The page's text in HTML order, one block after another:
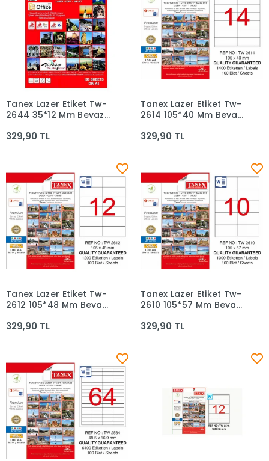
Sepete Ekle
Tanex Lazer Etiket Tw-
2644 35*12 Mm Beyaz
329,90 TL
Sepete Ekle
Tanex Lazer Etiket Tw-
2614 105*40 Mm Beyaz
329,90 TL
Sepete Ekle
Tanex Lazer Etiket Tw-
2612 105*48 Mm Beyaz
329,90 TL
Sepete Ekle
Tanex Lazer Etiket Tw-
2610 105*57 Mm Beyaz
329,90 TL